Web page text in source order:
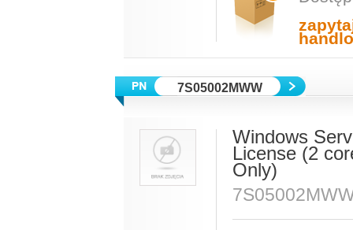
7S05002MWW
Windows
License (2
Only)